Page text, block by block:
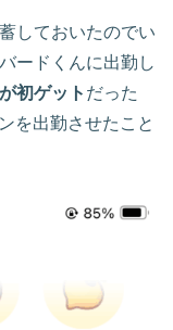
しておいたのでい
ードくんに出勤し
初ゲット だった
を出勤させたこと